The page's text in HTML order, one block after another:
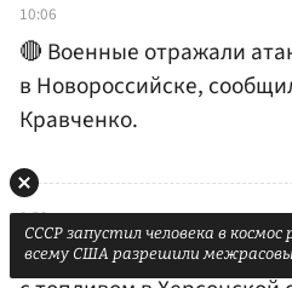
10:06
🔴 Военные отражали
в Новороссийске,
Кравченко.
9:53
🔴 ВСУ атаковали
СССР запустил человека в космос
всему США разрешили